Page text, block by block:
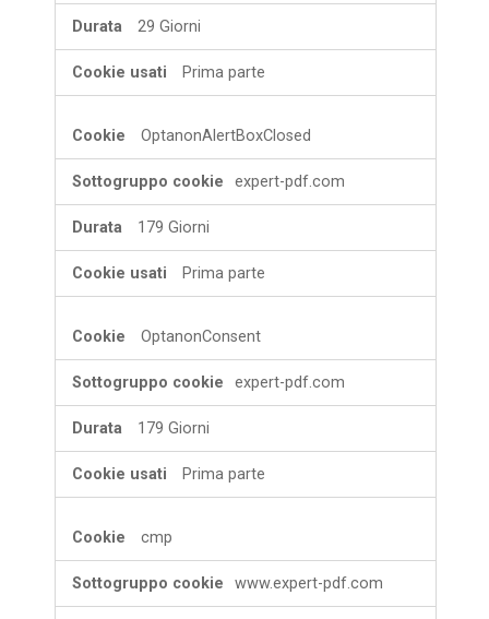
29 Giorni
Prima parte
OptanonAlertBoxClosed
expert-pdf.com
179 Giorni
Prima parte
OptanonConsent
expert-pdf.com
179 Giorni
Prima parte
cmp
www.expert-pdf.com